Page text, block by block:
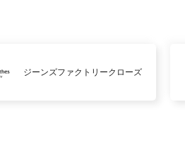
ジーンズファクトリークローズ